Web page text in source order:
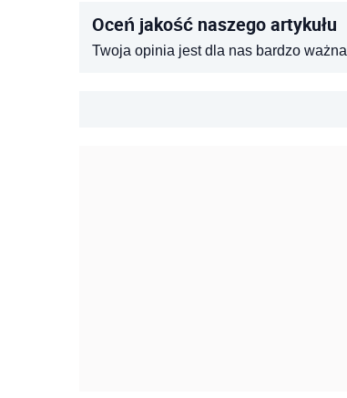
Oceń jakość naszego artykułu
Twoja opinia jest dla nas bardzo ważna